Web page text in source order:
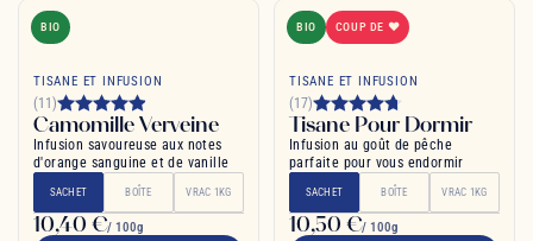
BIO
TISANE ET INFUSION
(11)
Camomille Verveine
Infusion savoureuse aux notes
d'orange sanguine et de vanille
SACHET BOÎTE VRAC 1KG
10,40 €/ 100g
BIO COUP DE ❤
TISANE ET INFUSION
(17)
Tisane Pour Dormir
Infusion au goût de pêche
parfaite pour vous endormir
SACHET BOÎTE VRAC 1KG
10,50 €/ 100g